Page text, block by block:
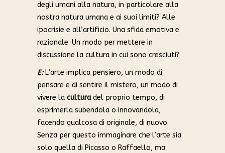
degli umani alla natura, in particolare alla
nostra natura umana e ai suoi limiti? Alle
ipocrisie e all’artificio. Una sfida emotiva e
razionale. Un modo per mettere in
discussione la cultura in cui sono cresciuti?
E:L’arte implica pensiero, un modo di
pensare e di sentire il mistero, un modo di
vivere la culturadel proprio tempo, di
esprimerla subendola o innovandola,
facendo qualcosa di originale, di nuovo.
Senza per questo immaginare che l’arte sia
solo quella di Picasso o Raffaello, ma